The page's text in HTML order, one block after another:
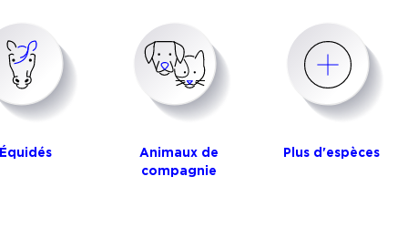
Équidés
Animaux de
compagnie
Plus d'espèces